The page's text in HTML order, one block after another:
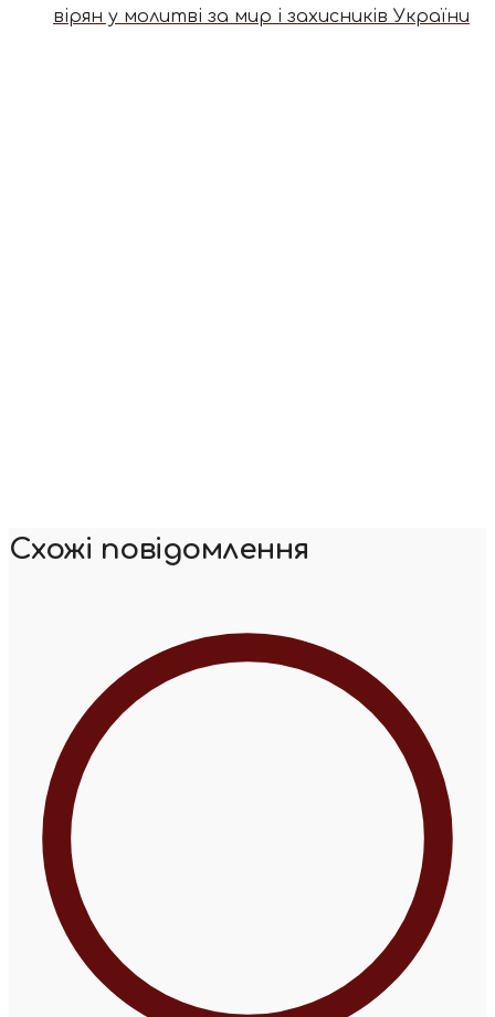
вірян у молитві за мир і захисників України
Схожі повідомлення